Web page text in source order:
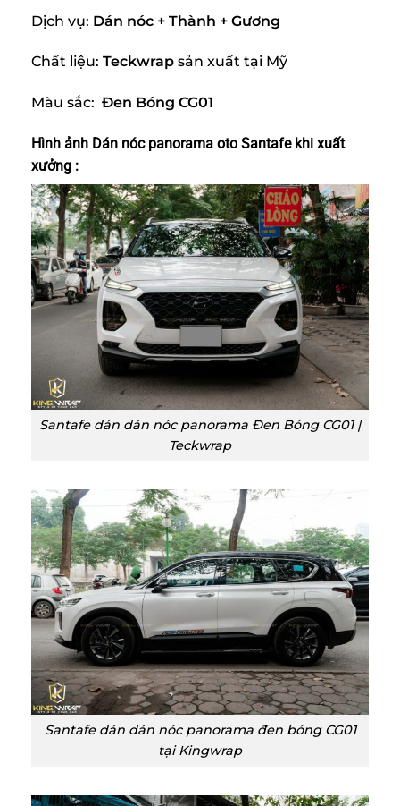
Dịch vụ: Dán nóc + Thành + Gương
Chất liệu: Teckwrap sản xuất tại Mỹ
Màu sắc: Đen Bóng CG01
Hình ảnh Dán nóc panorama oto Santafekhi xuất
xưởng :
Santafe dán dán nóc panorama Đen Bóng CG01 |
Teckwrap
Santafe dán dán nóc panorama đen bóng CG01
tại Kingwrap